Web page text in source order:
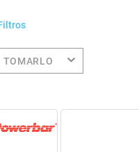
TOMARLO